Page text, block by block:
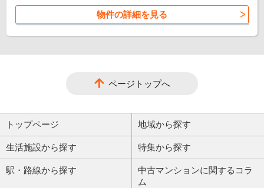
物件の詳細を見る
ページトップへ
トップページ 地域から探す
生活施設から探す 特集から探す
駅・路線から探す
中古マンションに関するコラ
ム